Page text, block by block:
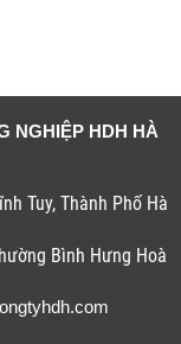
NGHIỆP HDH HÀ
Tuy, Thành Phố Hà
Bình Hưng Hoà